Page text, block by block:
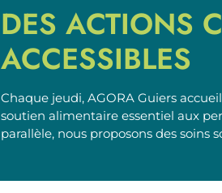
DES ACTIONS
ACCESSIBLES
Chaque jeudi, AGORA Guiers
soutien alimentaire essentiel aux
parallèle, nous proposons des soins